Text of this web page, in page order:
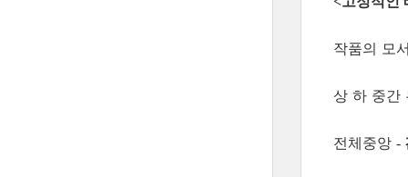
작품의 모
상 하 중간
전체중앙 -